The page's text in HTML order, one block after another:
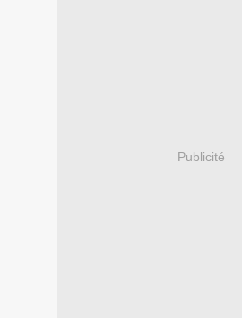
Publicité